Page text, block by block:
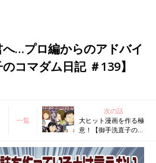
…プロ編からのアドバイ
コマダム日記 ＃139】
一覧
次の話
大ヒット漫画を作る極
意！【御手洗直子のコ